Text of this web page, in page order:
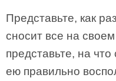
Представьте, как
сносит все на
представьте, на
ею правильно